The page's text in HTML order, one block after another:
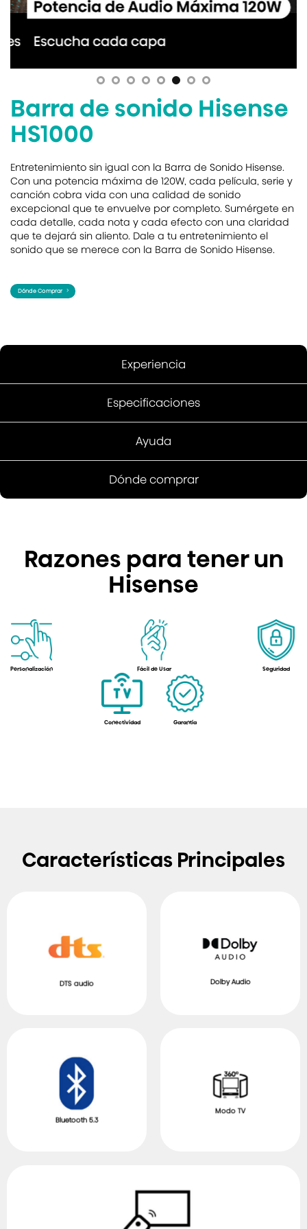
Barra de sonido Hisense
HS1000
Entretenimiento sin igual con la Barra de Sonido Hisense.
Con una potencia máxima de 120W, cada película, serie y
canción cobra vida con una calidad de sonido
excepcional que te envuelve por completo. Sumérgete en
cada detalle, cada nota y cada efecto con una claridad
que te dejará sin aliento. Dale a tu entretenimiento el
sonido que se merece con la Barra de Sonido Hisense.
Dónde Comprar
Experiencia
Especificaciones
Ayuda
Dónde comprar
Razones para tener un
Hisense
Personalización Fácil de Usar Seguridad
Conectividad Garantía
Características Principales
DTS audio Dolby Audio
Bluetooth 5.3
Modo TV